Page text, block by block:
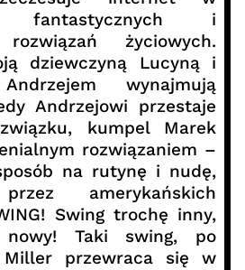
fantastycznych i
życiowych.
dziewczyną Lucyną i
wynajmują
Andrzejowi przestaje
kumpel Marek
rozwiązaniem –
na rutynę i nudę,
amerykańskich
Swing trochę inny,
Taki swing, po
przewraca się w